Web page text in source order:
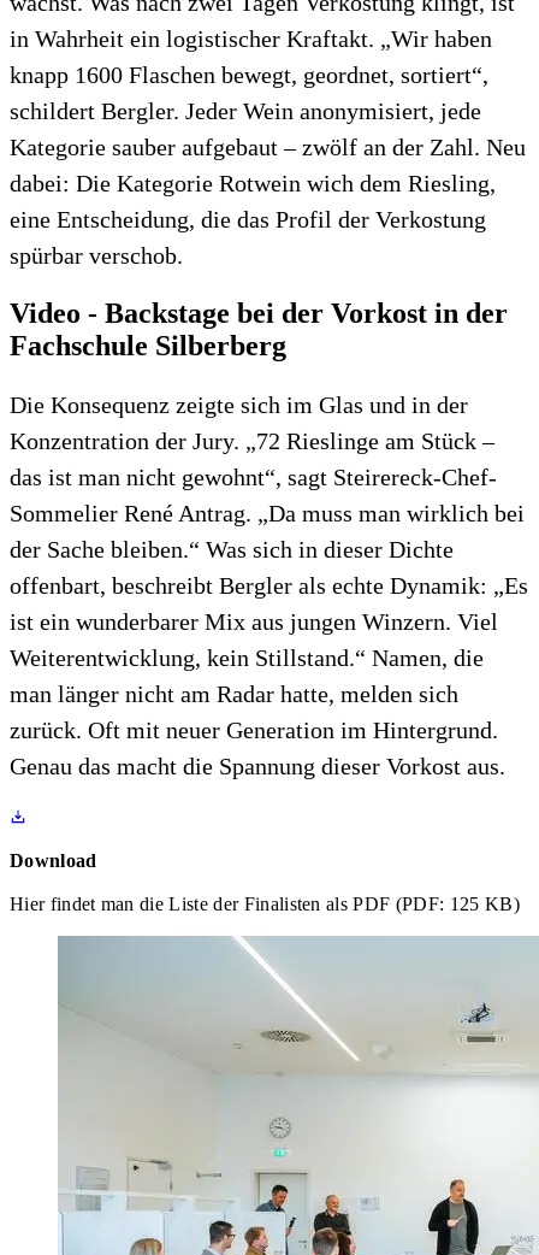
in Wahrheit ein logistischer Kraftakt. „Wir haben
knapp 1600 Flaschen bewegt, geordnet, sortiert“,
schildert Bergler. Jeder Wein anonymisiert, jede
Kategorie sauber aufgebaut – zwölf an der Zahl. Neu
dabei: Die Kategorie Rotwein wich dem Riesling,
eine Entscheidung, die das Profil der Verkostung
spürbar verschob.
Video - Backstage bei der Vorkost in der
Fachschule Silberberg
Die Konsequenz zeigte sich im Glas und in der
Konzentration der Jury. „72 Rieslinge am Stück –
das ist man nicht gewohnt“, sagt Steirereck-Chef-
Sommelier René Antrag. „Da muss man wirklich bei
der Sache bleiben.“ Was sich in dieser Dichte
offenbart, beschreibt Bergler als echte Dynamik: „Es
ist ein wunderbarer Mix aus jungen Winzern. Viel
Weiterentwicklung, kein Stillstand.“ Namen, die
man länger nicht am Radar hatte, melden sich
zurück. Oft mit neuer Generation im Hintergrund.
Genau das macht die Spannung dieser Vorkost aus.
Download
Hier findet man die Liste der Finalisten als PDF (PDF: 125 KB)